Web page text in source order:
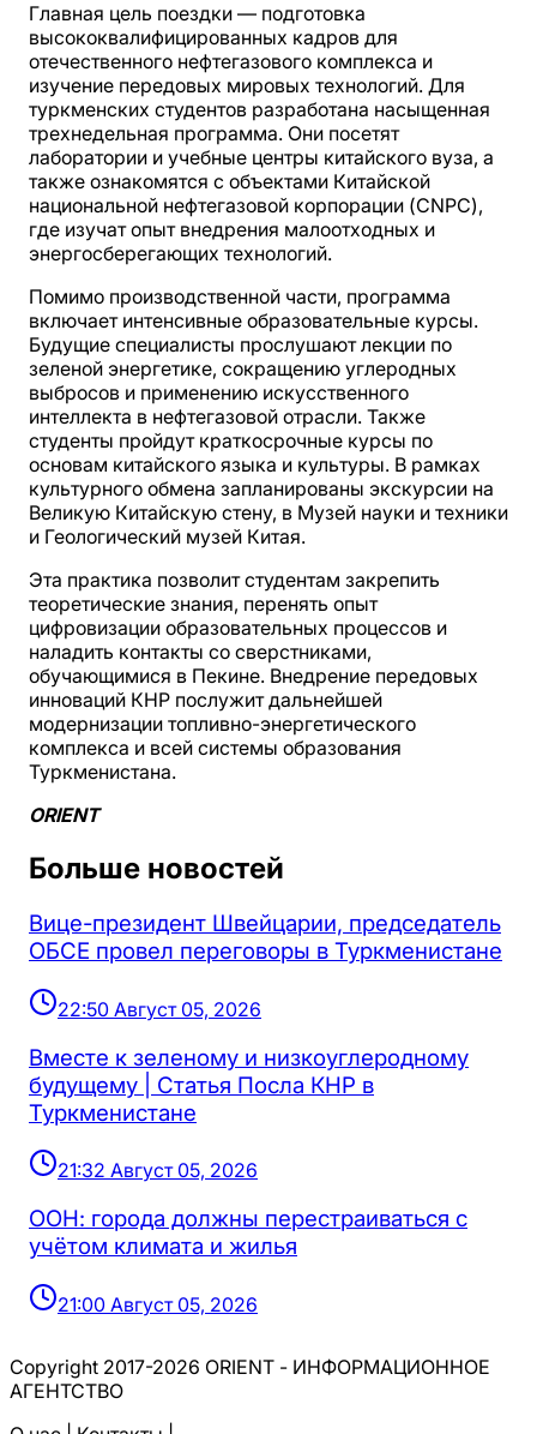
Главная цель поездки — подготовка
высококвалифицированных кадров для
отечественного нефтегазового комплекса и
изучение передовых мировых технологий. Для
туркменских студентов разработана насыщенная
трехнедельная программа. Они посетят
лаборатории и учебные центры китайского вуза, а
также ознакомятся с объектами Китайской
национальной нефтегазовой корпорации (CNPC),
где изучат опыт внедрения малоотходных и
энергосберегающих технологий.
Помимо производственной части, программа
включает интенсивные образовательные курсы.
Будущие специалисты прослушают лекции по
зеленой энергетике, сокращению углеродных
выбросов и применению искусственного
интеллекта в нефтегазовой отрасли. Также
студенты пройдут краткосрочные курсы по
основам китайского языка и культуры. В рамках
культурного обмена запланированы экскурсии на
Великую Китайскую стену, в Музей науки и техники
и Геологический музей Китая.
Эта практика позволит студентам закрепить
теоретические знания, перенять опыт
цифровизации образовательных процессов и
наладить контакты со сверстниками,
обучающимися в Пекине. Внедрение передовых
инноваций КНР послужит дальнейшей
модернизации топливно-энергетического
комплекса и всей системы образования
Туркменистана.
ORIENT
Больше новостей
Вице-президент Швейцарии, председатель
ОБСЕ провел переговоры в Туркменистане
22:50 Август 05, 2026
Вместе к зеленому и низкоуглеродному
будущему | Статья Посла КНР в
Туркменистане
21:32 Август 05, 2026
ООН: города должны перестраиваться с
учётом климата и жилья
21:00 Август 05, 2026
Copyright 2017-2026 ORIENT - ИНФОРМАЦИОННОЕ
АГЕНТСТВО